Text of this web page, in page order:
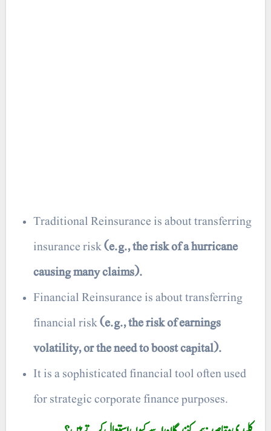
Traditional Reinsurance is about transferring
insurance risk(e.g., the risk of a hurricane
causing many claims).
Financial Reinsurance is about transferring
financial risk(e.g., the risk of earnings
volatility, or the need to boost capital).
It is a sophisticated financial tool often used
for strategic corporate finance purposes.